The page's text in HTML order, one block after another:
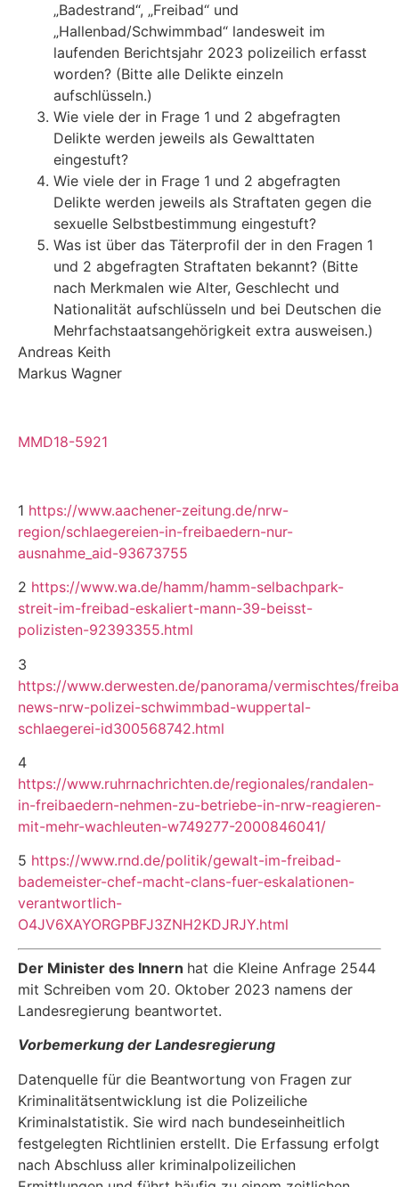
„Badestrand“, „Freibad“ und
„Hallenbad/Schwimmbad“ landesweit im
laufenden Berichtsjahr 2023 polizeilich erfasst
worden? (Bitte alle Delikte einzeln
aufschlüsseln.)
Wie viele der in Frage 1 und 2 abgefragten
Delikte werden jeweils als Gewalttaten
eingestuft?
Wie viele der in Frage 1 und 2 abgefragten
Delikte werden jeweils als Straftaten gegen die
sexuelle Selbstbestimmung eingestuft?
Was ist über das Täterprofil der in den Fragen 1
und 2 abgefragten Straftaten bekannt? (Bitte
nach Merkmalen wie Alter, Geschlecht und
Nationalität aufschlüsseln und bei Deutschen die
Mehrfachstaatsangehörigkeit extra ausweisen.)
Andreas Keith
Markus Wagner
MMD18-5921
1 https://www.aachener-zeitung.de/nrw-
region/schlaegereien-in-freibaedern-nur-
ausnahme_aid-93673755
2 https://www.wa.de/hamm/hamm-selbachpark-
streit-im-freibad-eskaliert-mann-39-beisst-
polizisten-92393355.html
3
https://www.derwesten.de/panorama/vermischtes/
news-nrw-polizei-schwimmbad-wuppertal-
schlaegerei-id300568742.html
4
https://www.ruhrnachrichten.de/regionales/randalen-
in-freibaedern-nehmen-zu-betriebe-in-nrw-reagieren-
mit-mehr-wachleuten-w749277-2000846041/
5 https://www.rnd.de/politik/gewalt-im-freibad-
bademeister-chef-macht-clans-fuer-eskalationen-
verantwortlich-
O4JV6XAYORGPBFJ3ZNH2KDJRJY.html
Der Minister des Innern hat die Kleine Anfrage 2544
mit Schreiben vom 20. Oktober 2023 namens der
Landesregierung beantwortet.
Vorbemerkung der Landesregierung
Datenquelle für die Beantwortung von Fragen zur
Kriminalitätsentwicklung ist die Polizeiliche
Kriminalstatistik. Sie wird nach bundeseinheitlich
festgelegten Richtlinien erstellt. Die Erfas­sung erfolgt
nach Abschluss aller kriminalpolizeilichen